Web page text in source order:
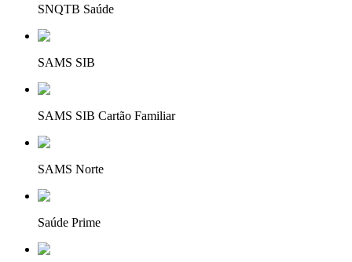
SNQTB Saúde
SAMS SIB
SAMS SIB Cartão Familiar
SAMS Norte
Saúde Prime